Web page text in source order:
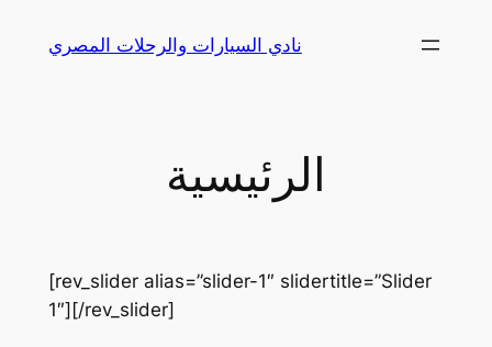
نادي السيارات والرحلات المصري
الرئيسية
[rev_slider alias=”slider-1″ slidertitle=”Slider
1″][/rev_slider]